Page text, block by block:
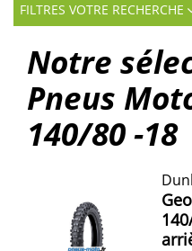
FILTRES VOTRE RECHERCHE
Notre
Pneus
140/80 -18